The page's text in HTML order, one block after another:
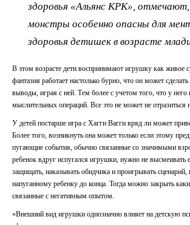
здоровья «Альянс КРК»,
монстры особенно опасны для
здоровья детишек в возрасте
В этом возрасте дети воспринимают игрушку как живое
фантазия работает настолько бурно, что он может
выводы, играя с ней. Тем более с учетом того, что у него
мыслительных операций. Все это не может не отразиться
У детей постарше игра с Хагги Вагги вряд ли может
Более того, возникнуть она может только если этому
пугающие события, обычно связанные со значимыми
ребенок вдруг испугался игрушки, нужно не высмеивать
защищать, наказывать обидчика и проигрывать
напуганному ребенку до конца. Тогда можно закрыть
связанные с негативным опытом.
«Внешний вид игрушки однозначно влияет на детскую